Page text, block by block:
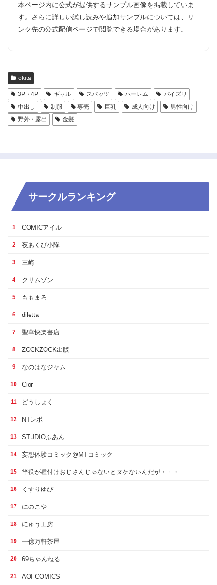
本ページ内に公式が提供するサンプル画像を掲載していま
す。さらに詳しい試し読みや追加サンプルについては、リ
ンク先の公式配信ページで閲覧できる場合があります。
okita
3P・4P ギャル スパッツ ハーレム
パイズリ
中出し
制服 専売 巨乳 成人向け
男性向け
野外・露出
金髪
サークルランキング
1 COMICアイル
2 夜あくび小隊
3 三崎
4 クリムゾン
5 ももまろ
6 diletta
7 聖華快楽書店
8 ZOCKZOCK出版
9 なのはなジャム
10 Cior
11 どうしょく
12 NTレボ
13 STUDIOふあん
14 妄想体験コミック@MTコミック
15 竿役が種付けおじさんじゃないとヌケないんだが・・・
16 くすりゆび
17 にのこや
18 にゅう工房
19 一億万軒茶屋
20 69ちゃんねる
21 AOI-COMICS